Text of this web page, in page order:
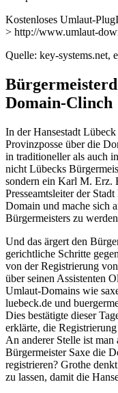
Kostenloses Umlaut-
> http://www.umlaut-
Quelle: key-systems.net,
Domain-Clinch
In der Hansestadt
Provinzposse über die
in traditioneller als auch
nicht Lübecks
sondern ein Karl M. Erz.
Presseamtsleiter der
Domain und mache sich
Bürgermeisters zu
Und das ärgert den
gerichtliche Schritte
von der Registrierung
über seinen Assistenten
Umlaut-Domains wie
luebeck.de und
Dies bestätigte dieser
erklärte, die
An anderer Stelle ist
Bürgermeister Saxe die
registrieren? Grothe
zu lassen, damit die